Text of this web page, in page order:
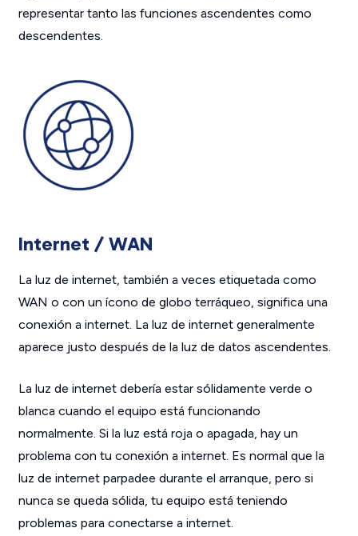
representar tanto las funciones ascendentes como
descendentes.
Internet / WAN
La luz de internet, también a veces etiquetada como
WAN o con un ícono de globo terráqueo, significa una
conexión a internet. La luz de internet generalmente
aparece justo después de la luz de datos ascendentes.
La luz de internet debería estar sólidamente verde o
blanca cuando el equipo está funcionando
normalmente. Si la luz está roja o apagada, hay un
problema con tu conexión a internet. Es normal que la
luz de internet parpadee durante el arranque, pero si
nunca se queda sólida, tu equipo está teniendo
problemas para conectarse a internet.